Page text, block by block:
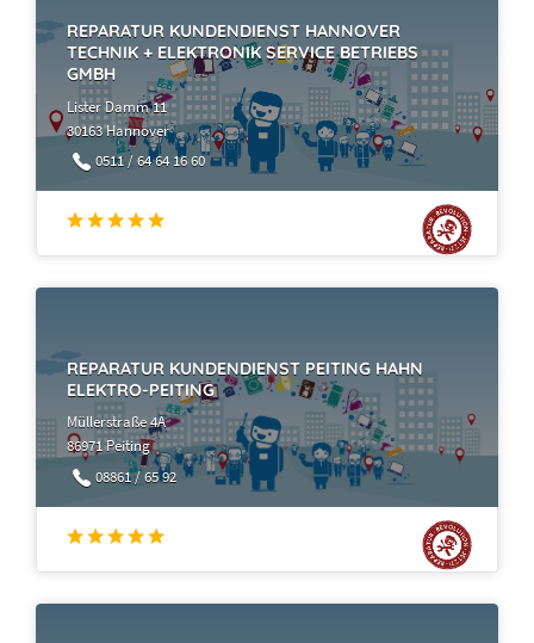
REPARATUR KUNDENDIENST HANNOVER
TECHNIK + ELEKTRONIK SERVICE BETRIEBS
GMBH
Lister Damm 11
30163 Hannover
0511 / 64 64 16 60
REPARATUR KUNDENDIENST PEITING HAHN
ELEKTRO-PEITING
Müllerstraße 4A
86971 Peiting
08861 / 65 92